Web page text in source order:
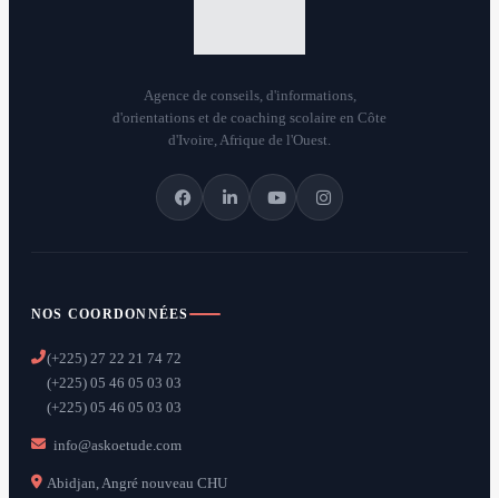
Agence de conseils, d'informations,
d'orientations et de coaching scolaire en Côte
d'Ivoire, Afrique de l'Ouest.
NOS COORDONNÉES
(+225) 27 22 21 74 72
(+225) 05 46 05 03 03
(+225) 05 46 05 03 03
info@askoetude.com
Abidjan, Angré nouveau CHU